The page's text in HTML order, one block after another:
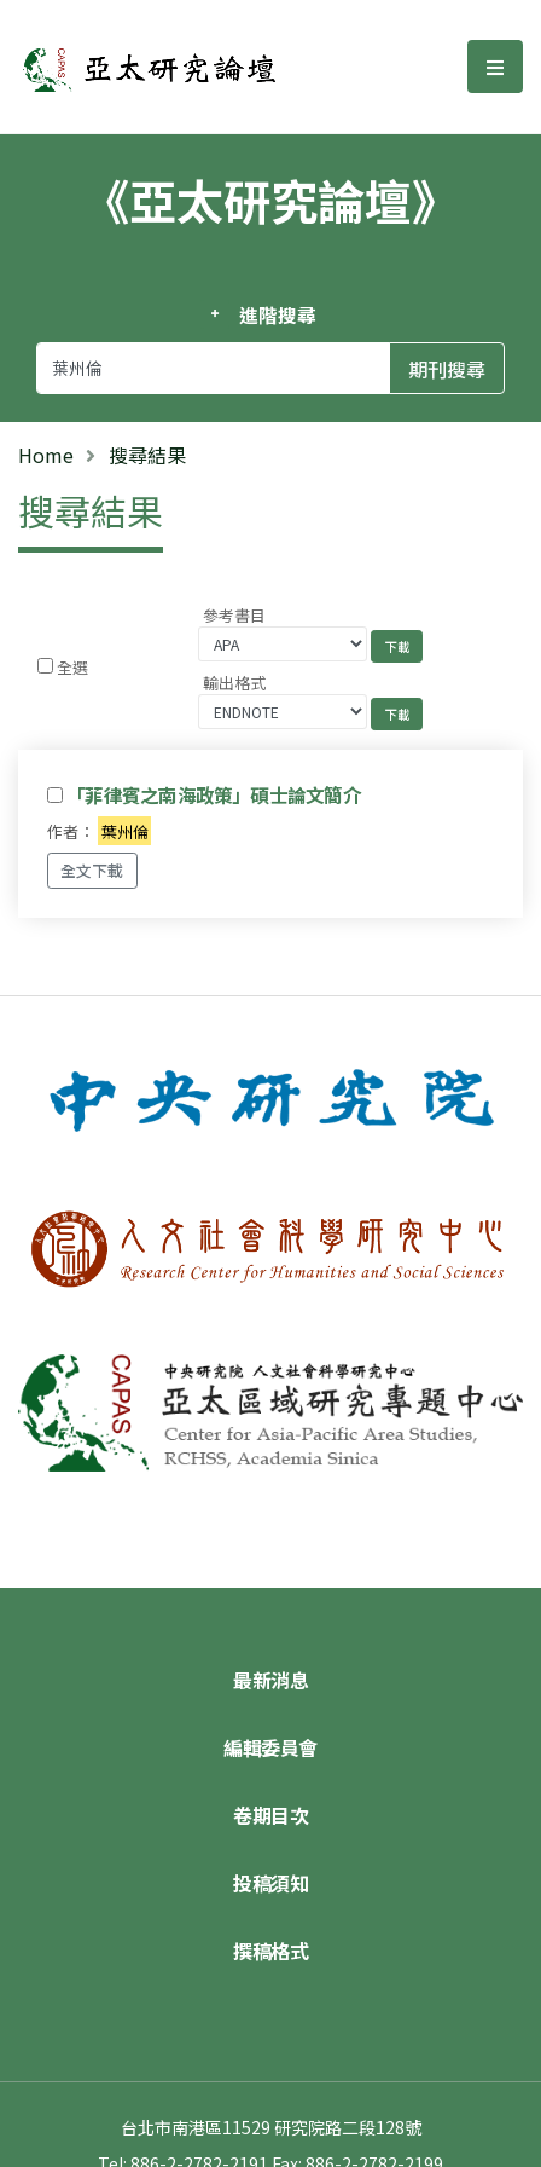
亞太研究論壇 選
《亞太研究論壇》
進階搜尋
Home 搜尋結果
搜尋結果
全選
參考書目
輸出格式
「菲律賓之南海政策」碩士論文簡介
作者： 葉州倫
全文下載
最新消息
編輯委員會
卷期目次
投稿須知
撰稿格式
台北市南港區11529 研究院路二段128號